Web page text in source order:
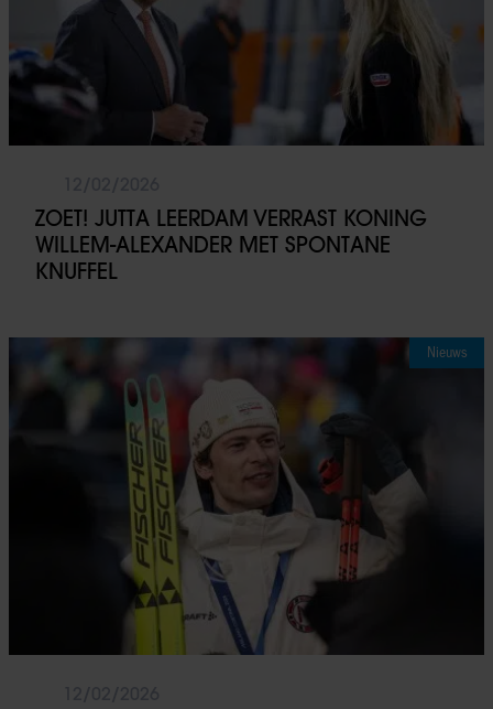
ZOET! JUTTA LEERDAM VERRAST KONING
WILLEM-ALEXANDER MET SPONTANE
KNUFFEL
Nieuws